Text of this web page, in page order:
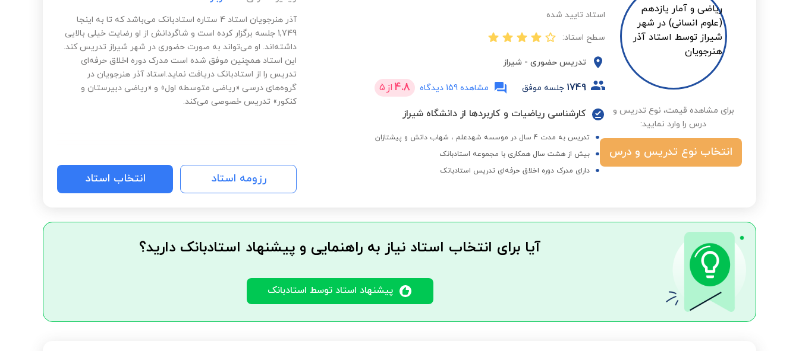
برای مشاهده قیمت، نوع تدریس و
درس را وارد نمایید:
انتخاب نوع تدریس و درس
استاد تایید شده
سطح استاد:
تدریس حضوری - شیراز
1749 جلسه موفق مشاهده 159 دیدگاه 4.8 از 5
کارشناسی ریاضیات و کاربردها از دانشگاه شیراز
تدریس به مدت 4 سال در موسسه شهدعلم ، شهاب دانش و پیشتازان
بیش از هشت سال همکاری با مجموعه استادبانک
دارای مدرک دوره اخلاق حرفه‌ای تدریس استادبانک
آذر هنرجویان استاد 4 ستاره استادبانک می‌باشد که تا به اینجا
1,749 جلسه برگزار کرده است و شاگردانش از او رضایت خیلی بالایی
داشته‌اند. او می‌تواند به صورت حضوری در شهر شیراز تدریس کند.
این استاد همچنین موفق شده است مدرک دوره اخلاق حرفه‌ای
تدریس را از استادبانک دریافت نماید.استاد آذر هنرجویان در
گروه‌های درسی «ریاضی متوسطه اول» و «ریاضی دبیرستان و
کنکور» تدریس خصوصی می‌کند.
رزومه استاد انتخاب استاد
آیا برای انتخاب استاد نیاز به راهنمایی و پیشنهاد استادبانک دارید؟
پیشنهاد استاد توسط استادبانک